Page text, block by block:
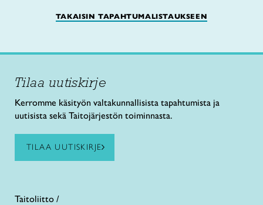
TAKAISIN TAPAHTUMALISTAUKSEEN
Tilaa uutiskirje
Kerromme käsityön valtakunnallisista tapahtumista ja
uutisista sekä Taitojärjestön toiminnasta.
TILAA UUTISKIRJE
Taitoliitto /